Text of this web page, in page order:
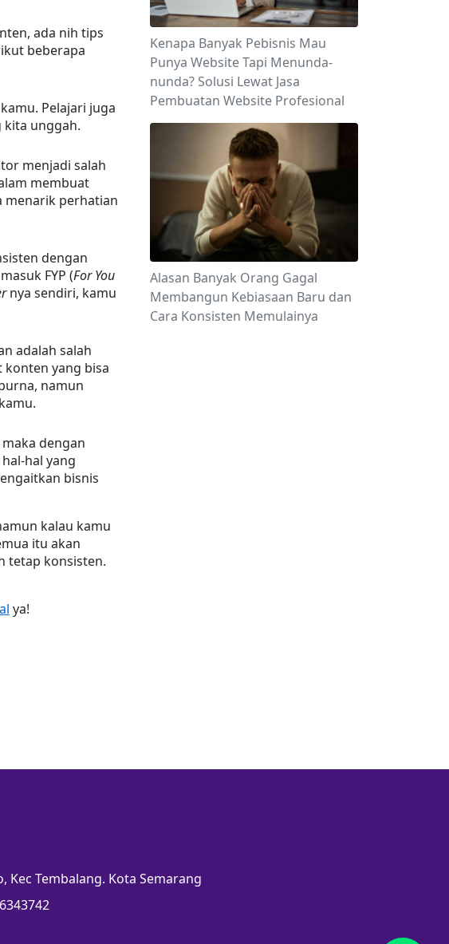
ada nih tips
beberapa
Pelajari juga
kita unggah.
menjadi salah
membuat
menarik perhatian
dengan
FYP (For You
nya sendiri, kamu
adalah salah
konten yang bisa
namun
maka dengan
hal yang
bisnis
kalau kamu
itu akan
tetap konsisten.
ya!
Kenapa Banyak Pebisnis Mau
Punya Website Tapi Menunda-
nunda? Solusi Lewat Jasa
Pembuatan Website Profesional
Alasan Banyak Orang Gagal
Membangun Kebiasaan Baru dan
Cara Konsisten Memulainya
Kec Tembalang. Kota Semarang